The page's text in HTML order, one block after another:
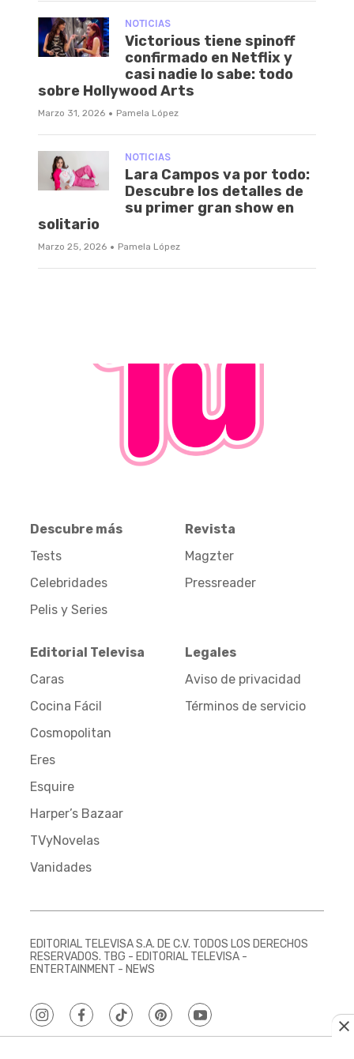
NOTICIAS
Victorious tiene spinoff
confirmado en Netflix y
casi nadie lo sabe: todo
sobre Hollywood Arts
Marzo 31, 2026 · Pamela López
NOTICIAS
Lara Campos va por todo:
Descubre los detalles de
su primer gran show en
solitario
Marzo 25, 2026 · Pamela López
Descubre más
Tests
Celebridades
Pelis y Series
Revista
Magzter
Pressreader
Editorial Televisa
Caras
Cocina Fácil
Cosmopolitan
Eres
Esquire
Harper’s Bazaar
TVyNovelas
Vanidades
Legales
Aviso de privacidad
Términos de servicio
EDITORIAL TELEVISA S.A. DE C.V. TODOS LOS DERECHOS
RESERVADOS. TBG - EDITORIAL TELEVISA -
ENTERTAINMENT - NEWS
instagramfacebooktiktokpinterestyoutube